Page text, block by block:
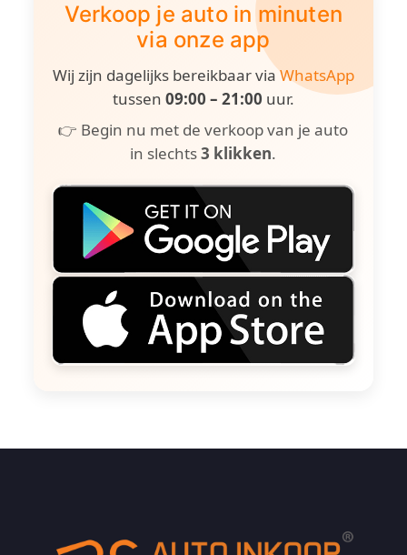
Verkoop je auto in minuten
via onze app
Wij zijn dagelijks bereikbaar viaWhatsApp
tussen 09:00 – 21:00 uur.
👉 Begin nu met de verkoop van je auto
in slechts3 klikken.